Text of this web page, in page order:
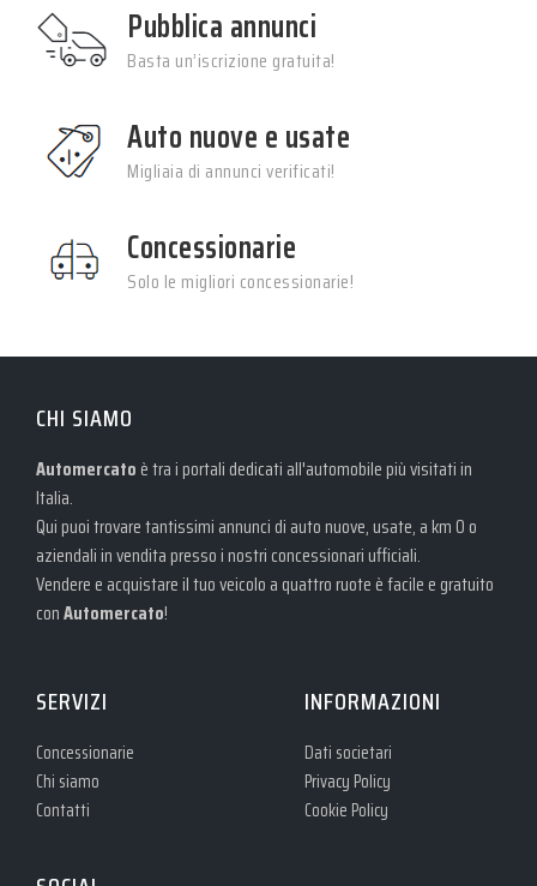
Pubblica annunci
Basta un’iscrizione gratuita!
Auto nuove e usate
Migliaia di annunci verificati!
Concessionarie
Solo le migliori concessionarie!
CHI SIAMO
Automercato è tra i portali dedicati all'automobile più visitati in
Italia.
Qui puoi trovare tantissimi annunci di auto nuove, usate, a km 0 o
aziendali in vendita presso i nostri concessionari ufficiali.
Vendere e acquistare il tuo veicolo a quattro ruote è facile e gratuito
conAutomercato!
SERVIZI
Concessionarie
Chi siamo
Contatti
INFORMAZIONI
Dati societari
Privacy Policy
Cookie Policy